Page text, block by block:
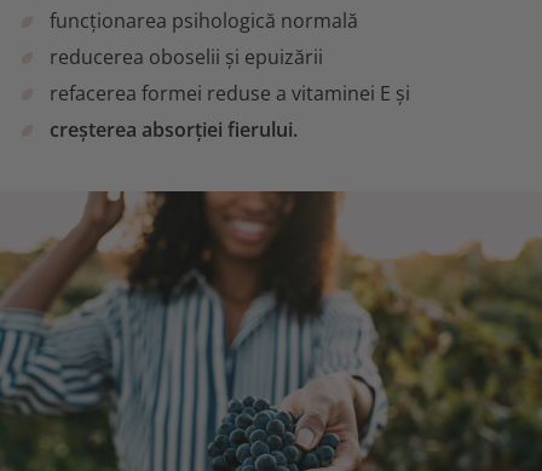
funcționarea psihologică normală
reducerea oboselii și epuizării
refacerea formei reduse a vitaminei E și
creșterea absorției fierului.